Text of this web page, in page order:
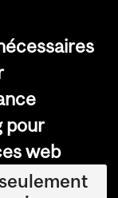
pour
web